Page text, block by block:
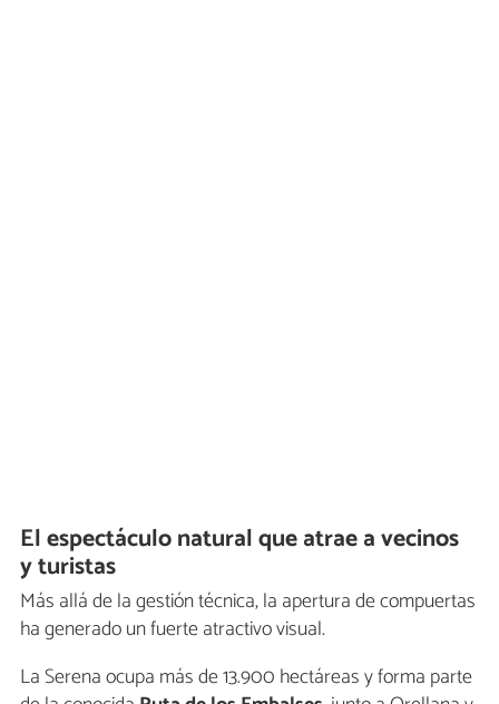
El espectáculo natural que atrae a vecinos
y turistas
Más allá de la gestión técnica, la apertura de compuertas
ha generado un fuerte atractivo visual.
La Serena ocupa más de 13.900 hectáreas y forma parte